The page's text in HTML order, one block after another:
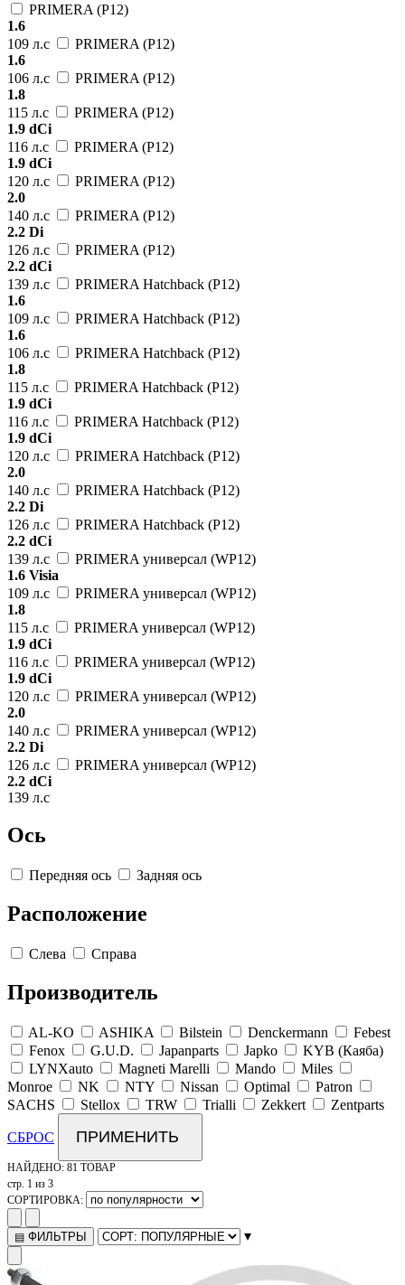
PRIMERA (P12)
1.6
109 л.с
PRIMERA (P12)
1.6
106 л.с
PRIMERA (P12)
1.8
115 л.с
PRIMERA (P12)
1.9 dCi
116 л.с
PRIMERA (P12)
1.9 dCi
120 л.с
PRIMERA (P12)
2.0
140 л.с
PRIMERA (P12)
2.2 Di
126 л.с
PRIMERA (P12)
2.2 dCi
139 л.с
PRIMERA Hatchback (P12)
1.6
109 л.с
PRIMERA Hatchback (P12)
1.6
106 л.с
PRIMERA Hatchback (P12)
1.8
115 л.с
PRIMERA Hatchback (P12)
1.9 dCi
116 л.с
PRIMERA Hatchback (P12)
1.9 dCi
120 л.с
PRIMERA Hatchback (P12)
2.0
140 л.с
PRIMERA Hatchback (P12)
2.2 Di
126 л.с
PRIMERA Hatchback (P12)
2.2 dCi
139 л.с
PRIMERA универсал (WP12)
1.6 Visia
109 л.с
PRIMERA универсал (WP12)
1.8
115 л.с
PRIMERA универсал (WP12)
1.9 dCi
116 л.с
PRIMERA универсал (WP12)
1.9 dCi
120 л.с
PRIMERA универсал (WP12)
2.0
140 л.с
PRIMERA универсал (WP12)
2.2 Di
126 л.с
PRIMERA универсал (WP12)
2.2 dCi
139 л.с
Ось
Передняя ось Задняя ось
Расположение
Слева Справа
Производитель
AL-KO ASHIKA Bilstein Denckermann
Febest
Fenox
G.U.D. Japanparts Japko
KYB (Каяба)
LYNXauto
Magneti Marelli Mando
Miles
Monroe
NK NTY Nissan Optimal
Patron
SACHS
Stellox TRW Trialli Zekkert Zentparts
СБРОС ПРИМЕНИТЬ
НАЙДЕНО: 81 ТОВАР
стр. 1 из 3
СОРТИРОВКА:
▤ ФИЛЬТРЫ ▾